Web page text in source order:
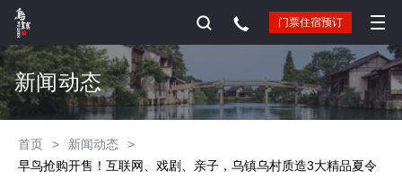
门票住宿预订
新闻动态
首页 > 新闻动态
>
早鸟抢购开售！互联网、戏剧、亲子，乌镇乌村质造3大精品夏令